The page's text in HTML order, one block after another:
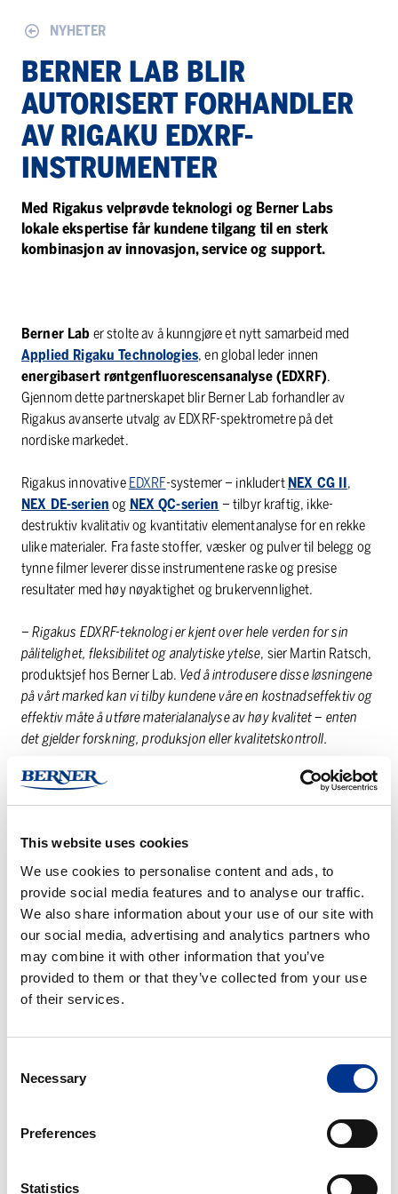
This website uses cookies
We use cookies to personalise content and ads, to
provide social media features and to analyse our traffic.
We also share information about your use of our site with
our social media, advertising and analytics partners who
may combine it with other information that you’ve
provided to them or that they’ve collected from your use
of their services.
Selection
Necessary
Preferences
Statistics
NYHETER
BERNER LAB BLIR
AUTORISERT FORHANDLER
AV RIGAKU EDXRF-
INSTRUMENTER
Med Rigakus velprøvde teknologi og Berner Labs
lokale ekspertise får kundene tilgang til en sterk
kombinasjon av innovasjon, service og support.
Berner Lab er stolte av å kunngjøre et nytt samarbeid med
Applied Rigaku Technologies, en global leder innen
energibasert røntgenfluorescensanalyse (EDXRF).
Gjennom dette partnerskapet blir Berner Lab forhandler av
Rigakus avanserte utvalg av EDXRF-spektrometre på det
nordiske markedet.
Rigakus innovative EDXRF-systemer – inkludert NEX CG II,
NEX DE-serien og NEX QC-serien – tilbyr kraftig, ikke-
destruktiv kvalitativ og kvantitativ elementanalyse for en rekke
ulike materialer. Fra faste stoffer, væsker og pulver til belegg og
tynne filmer leverer disse instrumentene raske og presise
resultater med høy nøyaktighet og brukervennlighet.
–Rigakus EDXRF-teknologi er kjent over hele verden for sin
pålitelighet, fleksibilitet og analytiske ytelse, sier Martin Ratsch,
produktsjef hos Berner Lab. Ved å introdusere disse løsningene
på vårt marked kan vi tilby kundene våre en kostnadseffektiv og
effektiv måte å utføre materialanalyse av høy kvalitet – enten
det gjelder forskning, produksjon eller kvalitetskontroll.
Med Rigakus velprøvde teknologi og Berner Labs lokale
ekspertise får kundene tilgang til en sterk kombinasjon av
Kontakt ossfor mer informasjon om RigakusEDXRF-løsninger!
Amanda Aslaksen Foreldrepermisjon
til 2027
Produktsjef INFORS HT Scandinavia
+47 47 86 66 89